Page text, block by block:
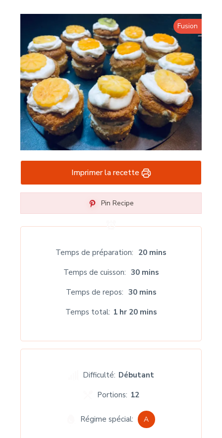
Fusion
Imprimer la recette
Pin Recipe
Temps de préparation
20 mins
Temps de cuisson
30 mins
Temps de repos
30 mins
Temps total 1 hr 20 mins
Difficulté: Débutant
Portions: 12
Régime spécial: A